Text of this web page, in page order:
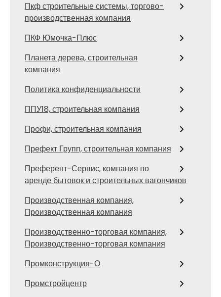
Пкф строительные системы, торгово-
производственная компания
ПКФ Юмочка-Плюс
Планета дерева, строительная
компания
Политика конфиденциальности
ППУ18, строительная компания
Прoфи, строительная компания
Префект Групп, строительная компания
Преферент-Сервис, компания по
аренде бытовок и строительных вагончиков
Производственная компания,
Производственная компания
Производственно-торговая компания,
Производственно-торговая компания
Промконструкция-О
Промстройцентр